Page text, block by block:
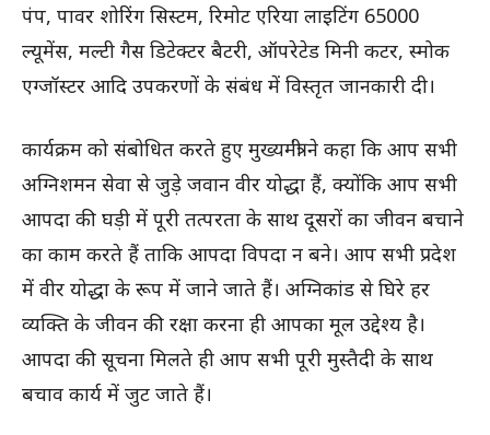
पंप, पावर शोरिंग सिस्टम, रिमोट एरिया लाइटिंग 65000
ल्यूमेंस, मल्टी गैस डिटेक्टर बैटरी, ऑपरेटेड मिनी कटर, स्मोक
एग्जॉस्टर आदि उपकरणों के संबंध में विस्तृत जानकारी दी।
कार्यक्रम को संबोधित करते हुए मुख्यमंत्री ने कहा कि आप सभी
अग्निशमन सेवा से जुड़े जवान वीर योद्धा हैं, क्योंकि आप सभी
आपदा की घड़ी में पूरी तत्परता के साथ दूसरों का जीवन बचाने
का काम करते हैं ताकि आपदा विपदा न बने। आप सभी प्रदेश
में वीर योद्धा के रूप में जाने जाते हैं। अग्निकांड से घिरे हर
व्यक्ति के जीवन की रक्षा करना ही आपका मूल उद्देश्य है।
आपदा की सूचना मिलते ही आप सभी पूरी मुस्तैदी के साथ
बचाव कार्य में जुट जाते हैं।